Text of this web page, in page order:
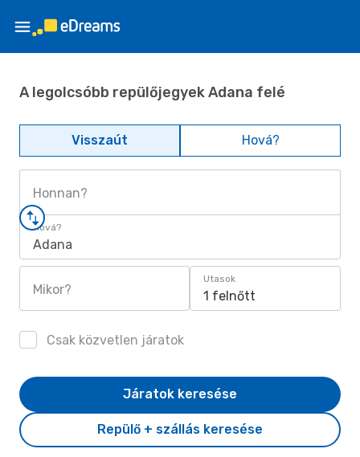
A legolcsóbb repülőjegyek Adana felé
Visszaút Hová?
Honnan?
Hová?
Adana
Mikor?
Utasok
1 felnőtt
Csak közvetlen járatok
Repülő + szállás keresése
Járatok keresése